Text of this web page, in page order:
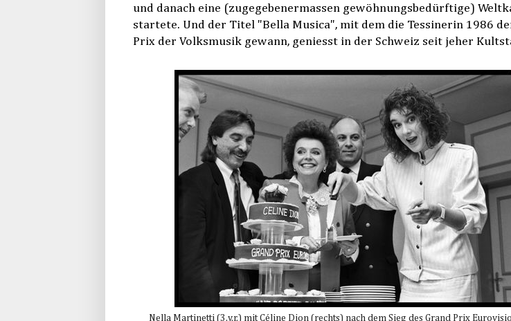
und danach eine (zugegebenermassen gewöhnungsbedürftige)
startete. Und der Titel "Bella Musica", mit dem die Tessinerin 1986
Prix der Volksmusik gewann, geniesst in der Schweiz seit jeher
Nella Martinetti (3.v.r.) mit Céline Dion (rechts) nach dem Sieg des Grand Prix